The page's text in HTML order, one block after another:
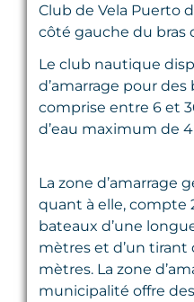
Club de Vela Puerto
côté gauche du bras
Le club nautique
d’amarrage pour
comprise entre 6 et
d’eau maximum de
La zone d’amarrage
quant à elle, compte
bateaux d’une
mètres et d’un tirant
mètres. La zone
municipalité offre